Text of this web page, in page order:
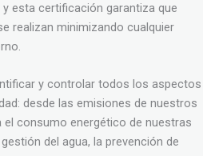
esta certificación garantiza que
realizan minimizando cualquier
y controlar todos los aspectos
desde las emisiones de nuestros
consumo energético de nuestras
del agua, la prevención de